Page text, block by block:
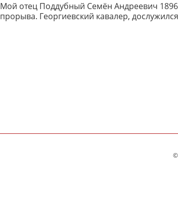
Мой отец Поддубный Семён Андреевич
прорыва. Георгиевский кавалер,